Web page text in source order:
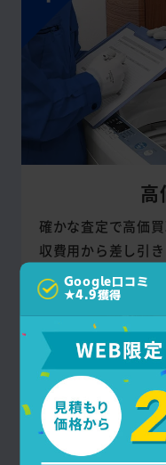
高
確かな査定で高価
収費用から差し引
スをご利用いただけ
Google口コミ
★4.9獲得